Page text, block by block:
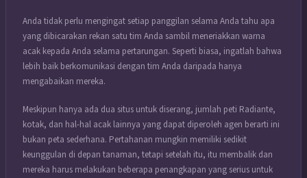
Anda tidak perlu mengingat setiap panggilan selama Anda tahu apa
yang dibicarakan rekan satu tim Anda sambil meneriakkan warna
acak kepada Anda selama pertarungan. Seperti biasa, ingatlah bahwa
lebih baik berkomunikasi dengan tim Anda daripada hanya
mengabaikan mereka.
Meskipun hanya ada dua situs untuk diserang, jumlah peti Radiante,
kotak, dan hal-hal acak lainnya yang dapat diperoleh agen berarti ini
bukan peta sederhana. Pertahanan mungkin memiliki sedikit
keunggulan di depan tanaman, tetapi setelah itu, itu membalik dan
mereka harus melakukan beberapa penangkapan yang serius untuk